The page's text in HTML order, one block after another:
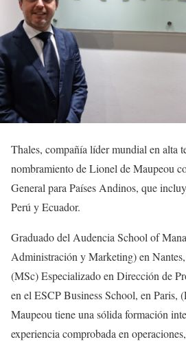
Thales, compañía líder mundial en alta
nombramiento de Lionel de Maupeou
General para Países Andinos, que
Perú y Ecuador.
Graduado del Audencia School of
Administración y Marketing) en
(MSc) Especializado en Dirección de
en el ESCP Business School, en Paris,
Maupeou tiene una sólida formación
experiencia comprobada en